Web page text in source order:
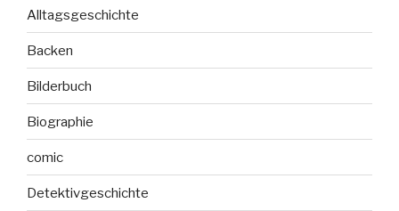
Alltagsgeschichte
Backen
Bilderbuch
Biographie
comic
Detektivgeschichte